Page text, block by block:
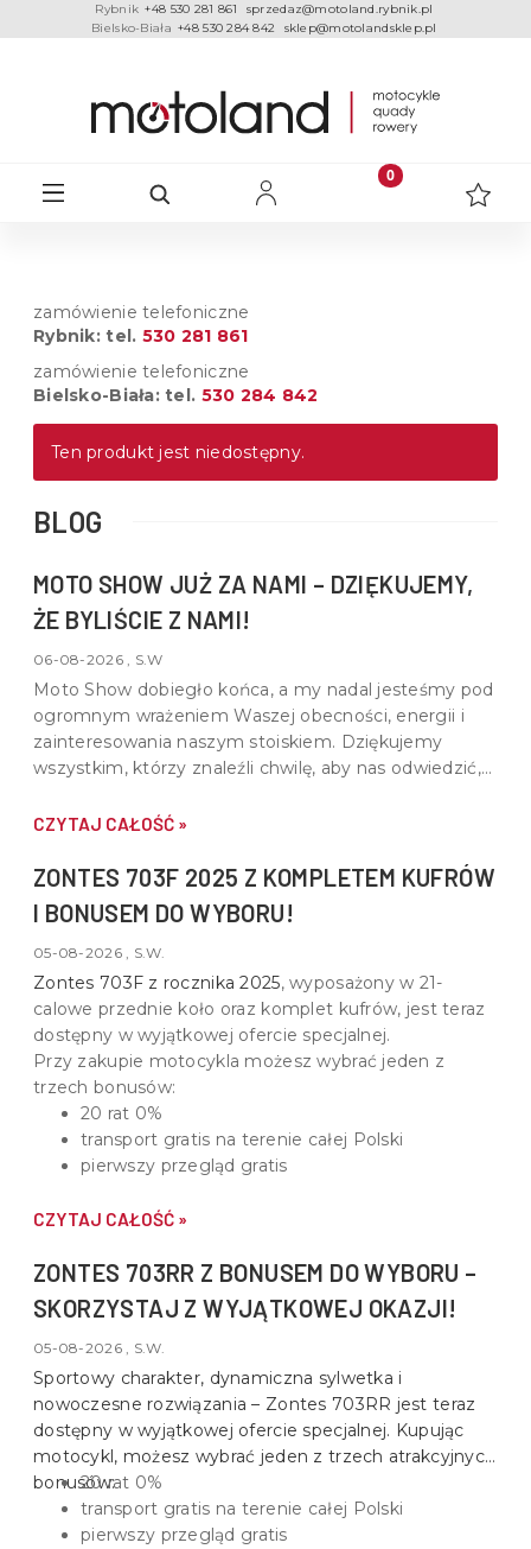
Rybnik +48 530 281 861
sprzedaz@motoland.rybnik.pl
Bielsko-Biała +48 530 284 842 sklep@motolandsklep.pl
zamówienie telefoniczne
Rybnik: tel. 530 281 861
zamówienie telefoniczne
Bielsko-Biała: tel. 530 284 842
Ten produkt jest niedostępny.
BLOG
MOTO SHOW JUŻ ZA NAMI – DZIĘKUJEMY,
ŻE BYLIŚCIE Z NAMI!
06-08-2026 , S.W
Moto Show dobiegło końca, a my nadal jesteśmy pod
ogromnym wrażeniem Waszej obecności, energii i
zainteresowania naszym stoiskiem. Dziękujemy
wszystkim, którzy znaleźli chwilę, aby nas odwiedzić,
do motoryzacji.
CZYTAJ CAŁOŚĆ »
ZONTES 703F 2025 Z KOMPLETEM KUFRÓW
I BONUSEM DO WYBORU!
05-08-2026 , S.W.
Zontes 703F z rocznika 2025, wyposażony w 21-
calowe przednie koło oraz komplet kufrów, jest teraz
dostępny w wyjątkowej ofercie specjalnej.
Przy zakupie motocykla możesz wybrać jeden z
trzech bonusów:
20 rat 0%
transport gratis na terenie całej Polski
pierwszy przegląd gratis
CZYTAJ CAŁOŚĆ »
ZONTES 703RR Z BONUSEM DO WYBORU –
SKORZYSTAJ Z WYJĄTKOWEJ OKAZJI!
05-08-2026 , S.W.
Sportowy charakter, dynamiczna sylwetka i
nowoczesne rozwiązania – Zontes 703RR jest teraz
dostępny w wyjątkowej ofercie specjalnej. Kupując
motocykl, możesz wybrać jeden z trzech atrakcyjnych
bonusów:20 rat 0%
transport gratis na terenie całej Polski
pierwszy przegląd gratis